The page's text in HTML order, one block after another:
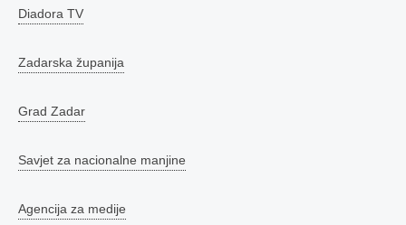
Diadora TV
Zadarska županija
Grad Zadar
Savjet za nacionalne manjine
Agencija za medije